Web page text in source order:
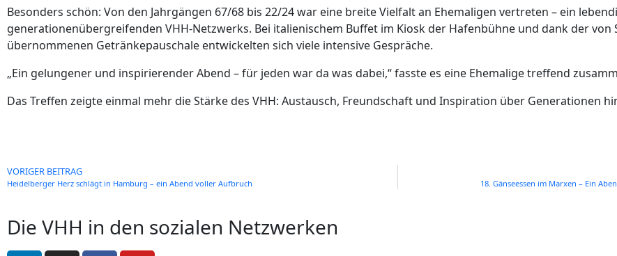
Besonders schön: Von den Jahrgängen 67/68 bis 22/24 war eine breite Vielfalt an Ehemaligen vertreten – ein
generationenübergreifenden VHH-Netzwerks. Bei italienischem Buffet im Kiosk der Hafenbühne und dank der von
übernommenen Getränkepauschale entwickelten sich viele intensive Gespräche.
„Ein gelungener und inspirierender Abend – für jeden war da was dabei,“ fasste es eine Ehemalige treffend
Das Treffen zeigte einmal mehr die Stärke des VHH: Austausch, Freundschaft und Inspiration über Generationen
VORIGER BEITRAG
Heidelberger Herz schlägt in Hamburg – ein Abend voller Aufbruch 18. Gänseessen im Marxen – Ein
Die VHH in den sozialen Netzwerken